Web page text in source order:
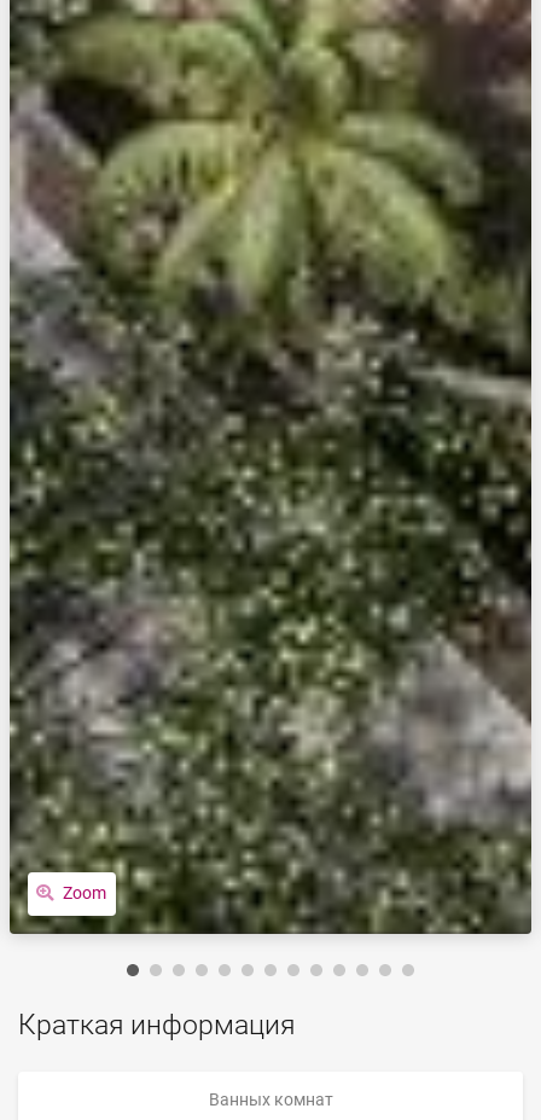
Zoom
Краткая информация
Ванных комнат